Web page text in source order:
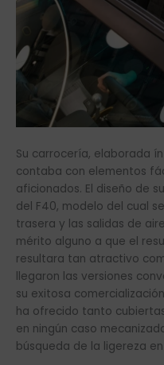
Su carrocería, elaborada
contaba con elementos
aficionados. El diseño de
del F40, modelo del cual
trasera y las salidas de
mérito alguno a que el
resultara tan atractivo
llegaron las versiones
su exitosa
ha ofrecido tanto
en ningún caso
búsqueda de la ligereza